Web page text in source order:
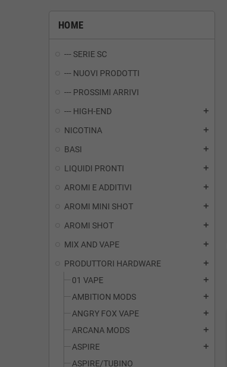
HOME
--- SERIE SC
--- NUOVI PRODOTTI
--- PROSSIMI ARRIVI
--- HIGH-END
add
NICOTINA add
BASI add
LIQUIDI PRONTI add
AROMI E ADDITIVI add
AROMI MINI SHOT add
AROMI SHOT add
MIX AND VAPE add
PRODUTTORI HARDWARE add
01 VAPE add
AMBITION MODS add
ANGRY FOX VAPE add
ARCANA MODS add
ASPIRE add
ASPIRE/TUBINO